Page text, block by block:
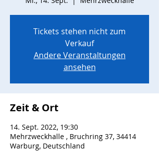
Tickets stehen nicht zum
Verkauf
Andere Veranstaltungen
ansehen
Zeit & Ort
14. Sept. 2022, 19:30
Mehrzweckhalle , Bruchring 37, 34414
Warburg, Deutschland